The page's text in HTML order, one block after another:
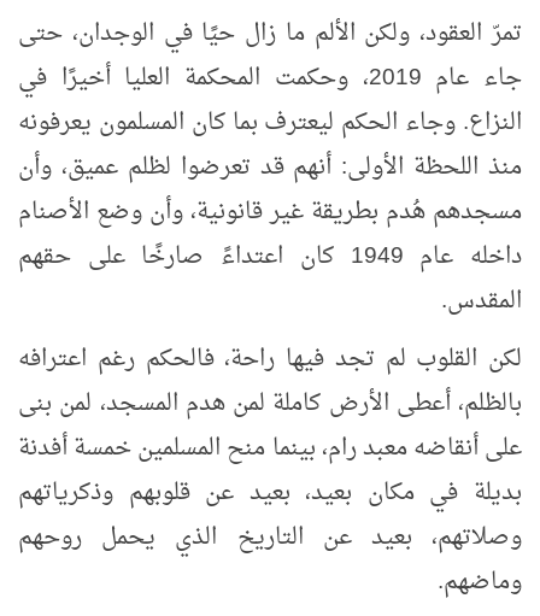
تمرّ العقود، ولكن الألم ما زال حيًا في الوجدان، حتى
جاء عام 2019، وحكمت المحكمة العليا أخيرًا في
النزاع. وجاء الحكم ليعترف بما كان المسلمون يعرفونه
منذ اللحظة الأولى: أنهم قد تعرضوا لظلم عميق، وأن
مسجدهم هُدم بطريقة غير قانونية، وأن وضع الأصنام
داخله عام 1949 كان اعتداءً صارخًا على حقهم
المقدس.
لكن القلوب لم تجد فيها راحة، فالحكم رغم اعترافه
بالظلم، أعطى الأرض كاملة لمن هدم المسجد، لمن بنى
على أنقاضه معبد رام، بينما منح المسلمين خمسة أفدنة
بديلة في مكان بعيد، بعيد عن قلوبهم وذكرياتهم
وصلاتهم، بعيد عن التاريخ الذي يحمل روحهم
وماضهم.